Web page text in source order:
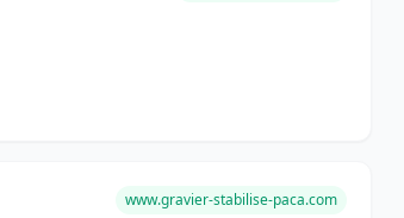
www.gravier-stabilise-paca.com